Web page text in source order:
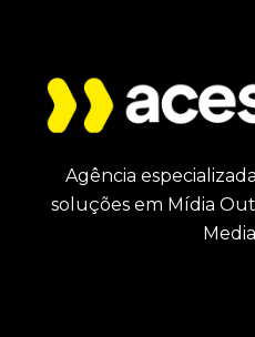
Agência
soluções em Mídia